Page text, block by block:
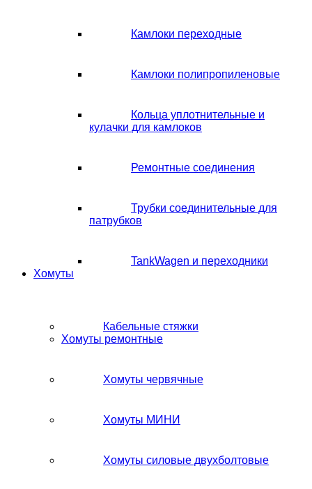
Камлоки переходные
Камлоки полипропиленовые
Кольца уплотнительные и
кулачки для камлоков
Ремонтные соединения
Трубки соединительные для
патрубков
TankWagen и переходники
Хомуты
Кабельные стяжки
Хомуты ремонтные
Хомуты червячные
Хомуты МИНИ
Хомуты силовые двухболтовые